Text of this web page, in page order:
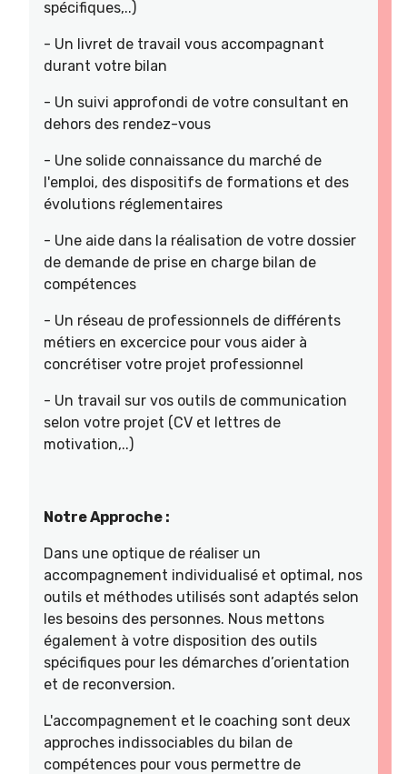
spécifiques,..)
- Un livret de travail vous accompagnant
durant votre bilan
- Un suivi approfondi de votre consultant en
dehors des rendez-vous
- Une solide connaissance du marché de
l'emploi, des dispositifs de formations et des
évolutions réglementaires
- Une aide dans la réalisation de votre dossier
de demande de prise en charge bilan de
compétences
- Un réseau de professionnels de différents
métiers en excercice pour vous aider à
concrétiser votre projet professionnel
- Un travail sur vos outils de communication
selon votre projet (CV et lettres de
motivation,..)
Notre Approche :
Dans une optique de réaliser un
accompagnement individualisé et optimal, nos
outils et méthodes utilisés sont adaptés selon
les besoins des personnes. Nous mettons
également à votre disposition des outils
spécifiques pour les démarches d’orientation
et de reconversion.
L'accompagnement et le coaching sont deux
approches indissociables du bilan de
compétences pour vous permettre de